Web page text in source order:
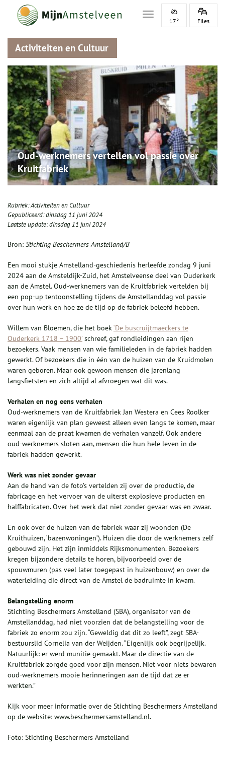
Toggle navigation
17° Files
Activiteiten en Cultuur
Oud-werknemers vertellen vol passie over
Kruitfabriek
Rubriek:Activiteiten en Cultuur
Gepubliceerd:dinsdag 11 juni 2024
Laatste update:dinsdag 11 juni 2024
Bron: Stichting Beschermers Amstelland/B
Een mooi stukje Amstelland-geschiedenis herleefde zondag 9 juni
2024 aan de Amsteldijk-Zuid, het Amstelveense deel van Ouderkerk
aan de Amstel. Oud-werknemers van de Kruitfabriek vertelden bij
een pop-up tentoonstelling tijdens de Amstellanddag vol passie
over hun werk en hoe ze de tijd op de fabriek beleefd hebben.
Willem van Bloemen, die het boek‘De buscruijtmaeckers te
Ouderkerk 1718 – 1900’ schreef, gaf rondleidingen aan rijen
bezoekers. Vaak mensen van wie familieleden in de fabriek hadden
gewerkt. Of bezoekers die in één van de huizen van de Kruidmolen
waren geboren. Maar ook gewoon mensen die jarenlang
langsfietsten en zich altijd al afvroegen wat dit was.
Verhalen en nog eens verhalen
Oud-werknemers van de Kruitfabriek Jan Westera en Cees Roolker
waren eigenlijk van plan geweest alleen even langs te komen, maar
eenmaal aan de praat kwamen de verhalen vanzelf. Ook andere
oud-werknemers sloten aan, mensen die hun hele leven in de
fabriek hadden gewerkt.
Werk was niet zonder gevaar
Aan de hand van de foto’s vertelden zij over de productie, de
fabricage en het vervoer van de uiterst explosieve producten en
halffabricaten. Over het werk dat niet zonder gevaar was en zwaar.
En ook over de huizen van de fabriek waar zij woonden (De
Kruithuizen, ‘bazenwoningen’). Huizen die door de werknemers zelf
gebouwd zijn. Het zijn inmiddels Rijksmonumenten. Bezoekers
kregen bijzondere details te horen, bijvoorbeeld over de
spouwmuren (pas veel later toegepast in huizenbouw) en over de
waterleiding die direct van de Amstel de badruimte in kwam.
Belangstelling enorm
Stichting Beschermers Amstelland (SBA), organisator van de
Amstellanddag, had niet voorzien dat de belangstelling voor de
fabriek zo enorm zou zijn. “Geweldig dat dit zo leeft”, zegt SBA-
bestuurslid Cornelia van der Weijden. “Eigenlijk ook begrijpelijk.
Natuurlijk: er werd munitie gemaakt. Maar de directie van de
Kruitfabriek zorgde goed voor zijn mensen. Niet voor niets bewaren
oud-werknemers mooie herinneringen aan de tijd dat ze er
werkten.”
Kijk voor meer informatie over de Stichting Beschermers Amstelland
op de website: www.beschermersamstelland.nl.
Foto: Stichting Beschermers Amstelland